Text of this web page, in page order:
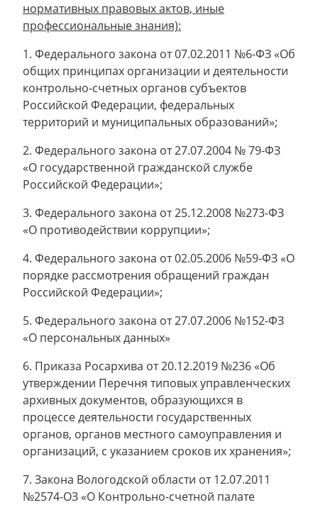
нормативных правовых актов, иные
профессиональные знания):
1. Федерального закона от 07.02.2011 №6-ФЗ «Об
общих принципах организации и деятельности
контрольно-счетных органов субъектов
Российской Федерации, федеральных
территорий и муниципальных образований»;
2. Федерального закона от 27.07.2004 № 79-ФЗ
«О государственной гражданской службе
Российской Федерации»;
3. Федерального закона от 25.12.2008 №273-ФЗ
«О противодействии коррупции»;
4. Федерального закона от 02.05.2006 №59-ФЗ «О
порядке рассмотрения обращений граждан
Российской Федерации»;
5. Федерального закона от 27.07.2006 №152-ФЗ
«О персональных данных»
6. Приказа Росархива от 20.12.2019 №236 «Об
утверждении Перечня типовых управленческих
архивных документов, образующихся в
процессе деятельности государственных
органов, органов местного самоуправления и
организаций, с указанием сроков их хранения»;
7. Закона Вологодской области от 12.07.2011
№2574-ОЗ «О Контрольно-счетной палате